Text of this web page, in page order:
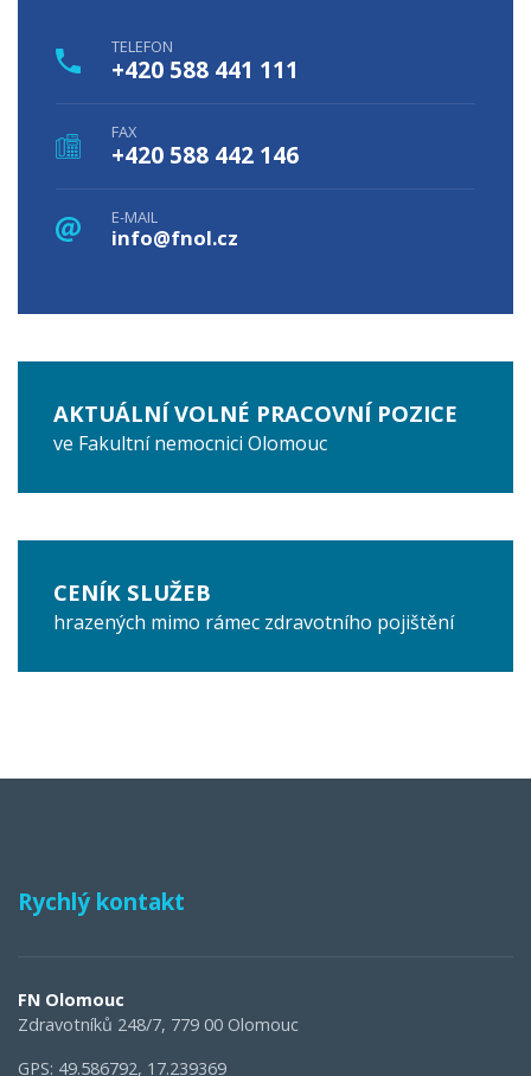
TELEFON
+420 588 441 111
FAX
+420 588 442 146
E-MAIL
info@fnol.cz
AKTUÁLNÍ VOLNÉ PRACOVNÍ POZICE
ve Fakultní nemocnici Olomouc
CENÍK SLUŽEB
hrazených mimo rámec zdravotního pojištění
Rychlý kontakt
FN Olomouc
Zdravotníků 248/7, 779 00 Olomouc
GPS: 49.586792, 17.239369